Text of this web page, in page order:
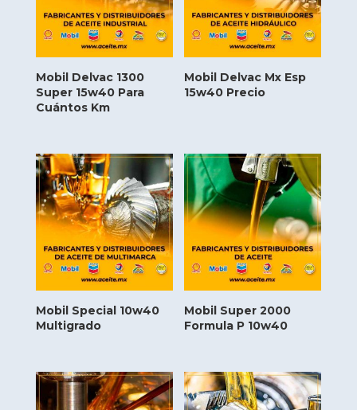
Mobil Delvac 1300
Super 15w40 Para
Cuántos Km
Mobil Delvac Mx Esp
15w40 Precio
Mobil Special 10w40
Multigrado
Mobil Super 2000
Formula P 10w40